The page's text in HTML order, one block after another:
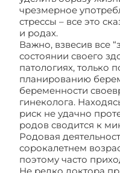
чрезмерное
стрессы – все это
и родах.
Важно, взвесив все
состоянии своего
патологиях, только
планированию
беременности
гинеколога.
риск не удачно
родов сводится к
Родовая
сорокалетнем
поэтому часто